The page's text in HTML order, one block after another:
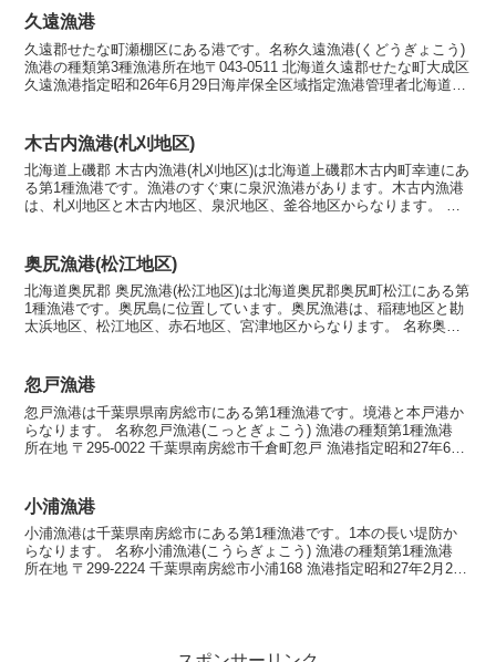
久遠漁港
久遠郡せたな町瀬棚区にある港です。名称久遠漁港(くどうぎょこう)
漁港の種類第3種漁港所在地〒043-0511 北海道久遠郡せたな町大成区
久遠漁港指定昭和26年6月29日海岸保全区域指定漁港管理者北海道農
木古内漁港(札刈地区)
北海道上磯郡 木古内漁港(札刈地区)は北海道上磯郡木古内町幸連にあ
る第1種漁港です。漁港のすぐ東に泉沢漁港があります。木古内漁港
は、札刈地区と木古内地区、泉沢地区、釜谷地区からなります。 名
奥尻漁港(松江地区)
北海道奥尻郡 奥尻漁港(松江地区)は北海道奥尻郡奥尻町松江にある第
1種漁港です。奥尻島に位置しています。奥尻漁港は、稲穂地区と勘
太浜地区、松江地区、赤石地区、宮津地区からなります。 名称奥尻
忽戸漁港
忽戸漁港は千葉県県南房総市にある第1種漁港です。境港と本戸港か
らなります。 名称忽戸漁港(こっとぎょこう) 漁港の種類第1種漁港
所在地 〒295-0022 千葉県南房総市千倉町忽戸 漁港指定昭和27年6月
小浦漁港
小浦漁港は千葉県南房総市にある第1種漁港です。1本の長い堤防か
らなります。 名称小浦漁港(こうらぎょこう) 漁港の種類第1種漁港
所在地 〒299-2224 千葉県南房総市小浦168 漁港指定昭和27年2月29